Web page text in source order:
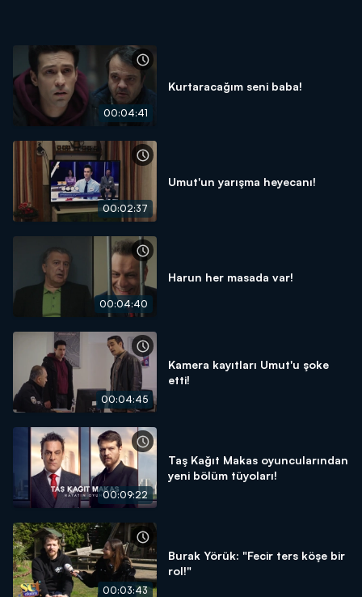
00:04:41
Kurtaracağım seni baba!
00:02:37
Umut'un yarışma heyecanı!
00:04:40
Harun her masada var!
00:04:45
Kamera kayıtları Umut'u şoke
etti!
00:09:22
Taş Kağıt Makas oyuncularından
yeni bölüm tüyoları!
00:03:43
Burak Yörük: "Fecir ters köşe bir
rol!"